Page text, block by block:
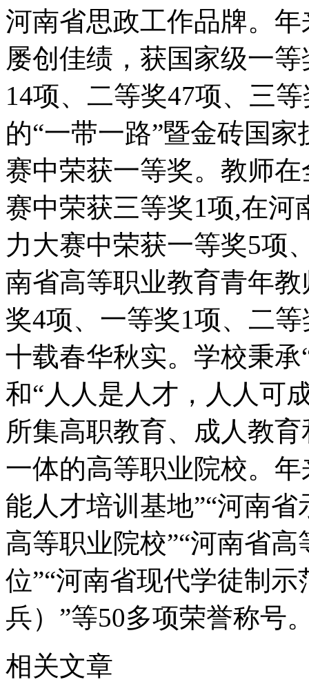
河南省思政工作品牌。
屡创佳绩，获国家级一
14项、二等奖47项、三
的“一带一路”暨金砖国
赛中荣获一等奖。教师
赛中荣获三等奖1项,在
力大赛中荣获一等奖5项
南省高等职业教育青年
奖4项、一等奖1项、二
十载春华秋实。学校秉
和“人人是人才，人人可
所集高职教育、成人教
一体的高等职业院校。
能人才培训基地”“河南
高等职业院校”“河南省
位”“河南省现代学徒制
兵）”等50多项荣誉称号
相关文章